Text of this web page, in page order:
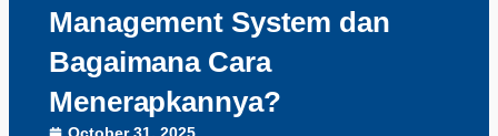
Management System dan
Bagaimana Cara
Menerapkannya?